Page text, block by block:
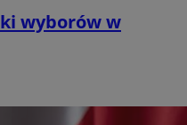
wyborów w